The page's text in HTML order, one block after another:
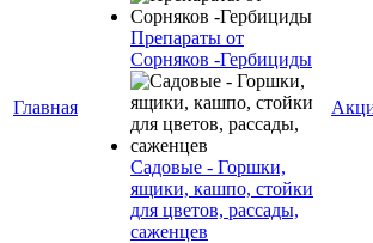
Главная
Препараты от
Сорняков -Гербициды
Садовые - Горшки,
ящики, кашпо, стойки
для цветов, рассады,
саженцев